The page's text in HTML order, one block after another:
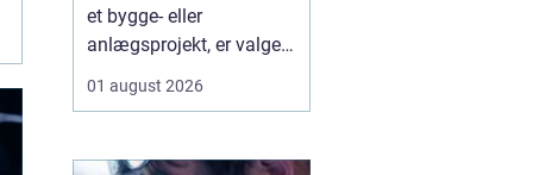
et bygge- eller
anlægsprojekt, er valget
vigtigste beslutninger. En
spare dig både tid, penge
01 august 2026